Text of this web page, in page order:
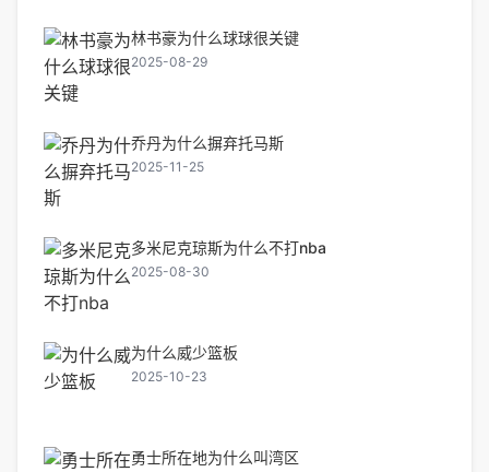
林书豪为什么球球很关键
2025-08-29
乔丹为什么摒弃托马斯
2025-11-25
多米尼克琼斯为什么不打nba
2025-08-30
为什么威少篮板
2025-10-23
勇士所在地为什么叫湾区